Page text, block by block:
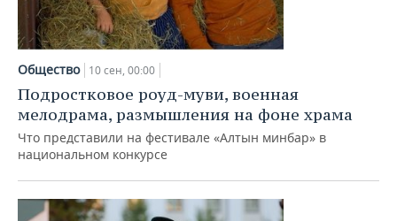
Общество 10 сен, 00:00
Подростковое роуд-муви, военная
мелодрама, размышления на фоне храма
Что представили на фестивале «Алтын минбар» в
национальном конкурсе